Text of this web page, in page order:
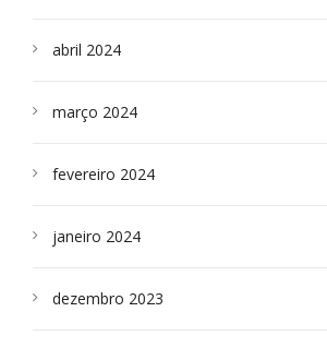
abril 2024
março 2024
fevereiro 2024
janeiro 2024
dezembro 2023